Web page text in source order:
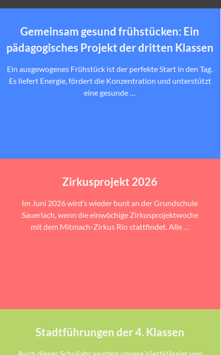
Gemeinsam gesund frühstücken: Ein
pädagogisches Projekt der dritten Klassen
Ein ausgewogenes Frühstück ist der perfekte Start in den Tag.
Es liefert Energie, fördert die Konzentration und unterstützt
eine gesunde …
Zirkusprojekt 2026
Im Juni 2026 wird’s wieder bunt an der Grundschule
Sauerlach, wenn die einwöchige Zirkusprojektwoche
mit dem Mitmach-Zirkus Rio stattfindet. Alle …
Stadtführungen der 4. Klassen